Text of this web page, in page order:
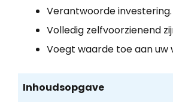
Verantwoorde investering.
Volledig zelfvoorzienend
Voegt waarde toe aan uw
Inhoudsopgave